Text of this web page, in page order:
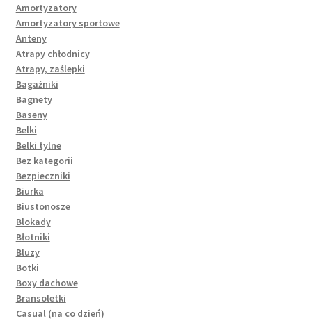
Amortyzatory
Amortyzatory sportowe
Anteny
Atrapy chłodnicy
Atrapy, zaślepki
Bagażniki
Bagnety
Baseny
Belki
Belki tylne
Bez kategorii
Bezpieczniki
Biurka
Biustonosze
Blokady
Błotniki
Bluzy
Botki
Boxy dachowe
Bransoletki
Casual (na co dzień)